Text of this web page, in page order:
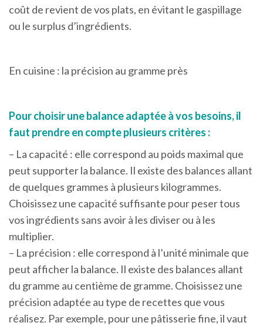
coût de revient de vos plats, en évitant le gaspillage
ou le surplus d’ingrédients.
En cuisine : la précision au gramme près
Pour choisir une balance adaptée à vos besoins, il
faut prendre en compte plusieurs critères :
– La capacité : elle correspond au poids maximal que
peut supporter la balance. Il existe des balances allant
de quelques grammes à plusieurs kilogrammes.
Choisissez une capacité suffisante pour peser tous
vos ingrédients sans avoir à les diviser ou à les
multiplier.
– La précision : elle correspond à l’unité minimale que
peut afficher la balance. Il existe des balances allant
du gramme au centième de gramme. Choisissez une
précision adaptée au type de recettes que vous
réalisez. Par exemple, pour une pâtisserie fine, il vaut